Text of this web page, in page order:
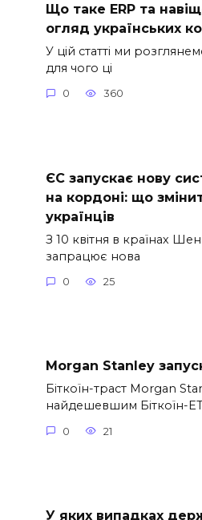
Що таке ERP та
огляд українських
У цій статті ми
для чого ці
0 360
ЄС запускає нову
на кордоні: що
українців
З 10 квітня в країнах
запрацює нова
0 25
Morgan Stanley
Біткоїн-траст Morgan
найдешевшим Біткоїн-
0 21
У яких випадках